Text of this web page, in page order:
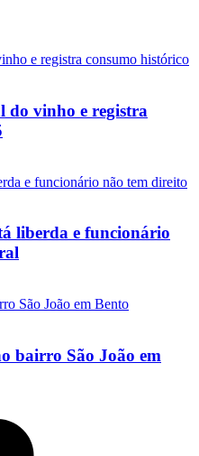
do vinho e registra
liberda e funcionário
bairro São João em